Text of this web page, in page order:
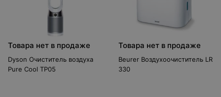
Товара нет в продаже
Dyson Очиститель воздуха
Pure Cool TP05
Товара нет в продаже
Beurer Воздухоочиститель LR
330